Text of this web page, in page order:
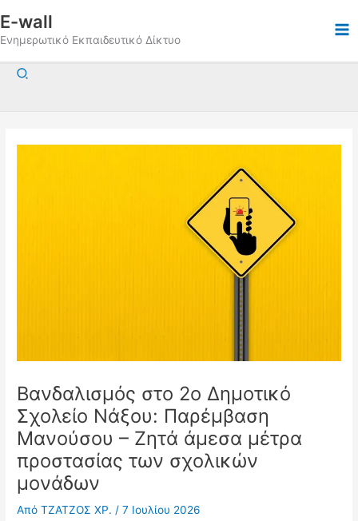
στο
περιεχόμενο
E-wall
Ενημερωτικό Εκπαιδευτικό Δίκτυο
Αναζήτηση
Βανδαλισμός στο 2ο Δημοτικό
Σχολείο Νάξου: Παρέμβαση
Μανούσου – Ζητά άμεσα μέτρα
προστασίας των σχολικών
μονάδων
ΑπόΤΖΑΤΖΟΣ ΧΡ./7 Ιουλίου 2026